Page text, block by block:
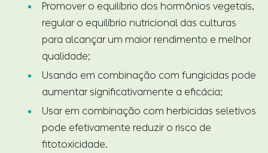
Promover o equilíbrio dos hormônios vegetais,
regular o equilíbrio nutricional das culturas
para alcançar um maior rendimento e melhor
qualidade;
Usando em combinação com fungicidas pode
aumentar significativamente a eficácia;
Usar em combinação com herbicidas seletivos
pode efetivamente reduzir o risco de
fitotoxicidade.